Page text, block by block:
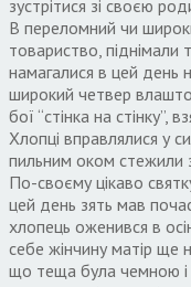
зустрітися зі своєю
В переломний чи
товариство, піднімали
намагалися в цей день
широкий четвер
бої “стінка на стінку”,
Хлопці вправлялися у
пильним оком стежили
По-своєму цікаво
цей день зять мав
хлопець оженився в
себе жінчину матір ще
що теща була чемною